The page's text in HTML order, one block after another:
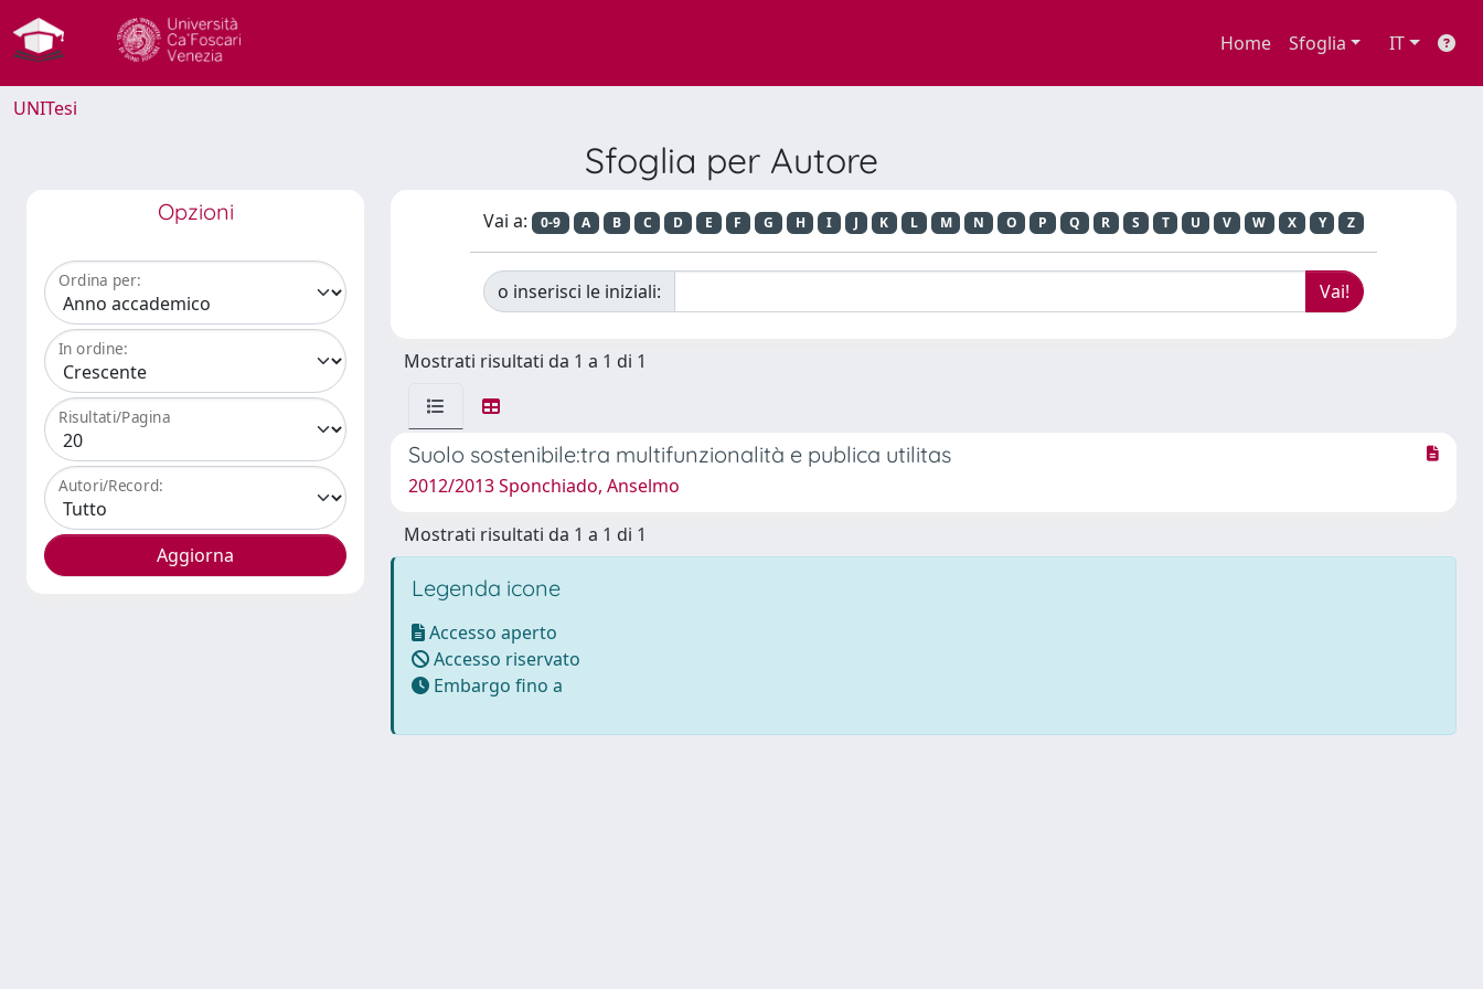
Home Sfoglia IT
UNITesi
Sfoglia per Autore
Opzioni
Ordina per:
In ordine:
Risultati/Pagina
Autori/Record:
Vai a: 0-9 A B C D E F G H I J K L M N O P Q R S T U V W X Y Z
o inserisci le iniziali:
Mostrati risultati da 1 a 1 di 1
Suolo sostenibile:tra multifunzionalità e publica utilitas
2012/2013 Sponchiado, Anselmo
Mostrati risultati da 1 a 1 di 1
Legenda icone
Accesso aperto
Accesso riservato
Embargo fino a